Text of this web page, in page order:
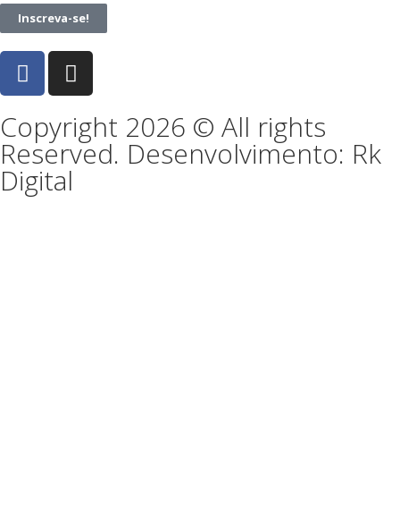
Inscreva-se!
Copyright 2026 © All rights
Reserved. Desenvolvimento: Rk
Digital